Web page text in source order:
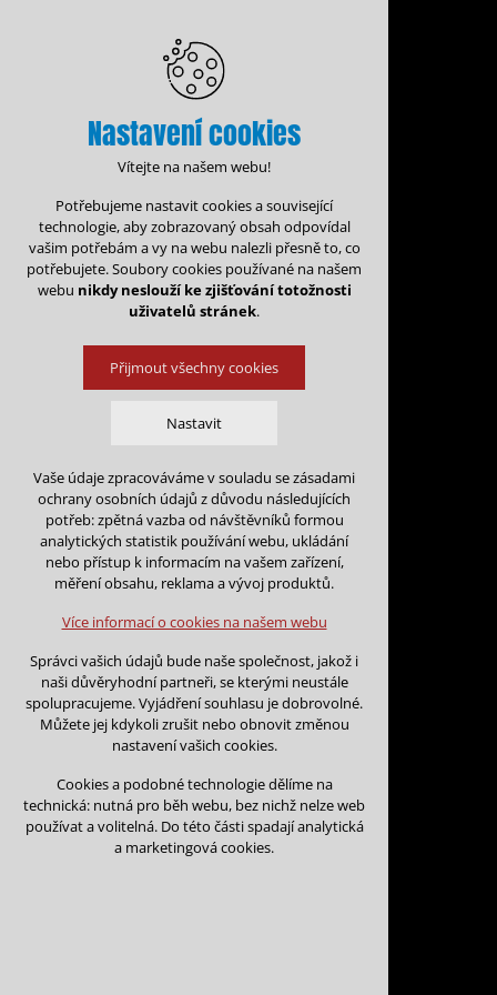
Administrace rezervací
Rezervace na:
Zpět na kalendář
Na tento den nejsou podány
Můžete vložit rezervaci v
Vložit rezervaci na tento den
Nastavení cookies
Vítejte na našem webu!
Potřebujeme nastavit cookies a související
technologie, aby zobrazovaný obsah odpovídal
vašim potřebám a vy na webu nalezli přesně to, co
potřebujete. Soubory cookies používané na našem
webu nikdy neslouží ke zjišťování totožnosti
uživatelů stránek.
Přijmout všechny cookies
Nastavit
Technická cookies
nutná pro provozování webu
udržení kontextu stránek (session):
případná přihlášení, volby jazyka, apod.
Volitelná cookies
analytická pro anonymizované vyhodnocení
návštěvnosti
marketingová cookies (Google)
Více informací o cookies na našem webu
Odmítnout vše
Vaše údaje zpracováváme v souladu se zásadami
ochrany osobních údajů z důvodu následujících
potřeb: zpětná vazba od návštěvníků formou
analytických statistik používání webu, ukládání
nebo přístup k informacím na vašem zařízení,
měření obsahu, reklama a vývoj produktů.
Více informací o cookies na našem webu
Správci vašich údajů bude naše společnost, jakož i
naši důvěryhodní partneři, se kterými neustále
spolupracujeme. Vyjádření souhlasu je dobrovolné.
Můžete jej kdykoli zrušit nebo obnovit změnou
nastavení vašich cookies.
Cookies a podobné technologie dělíme na
technická: nutná pro běh webu, bez nichž nelze web
používat a volitelná. Do této části spadají analytická
a marketingová cookies.